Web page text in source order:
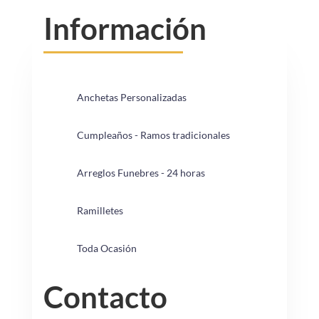
Información
Anchetas Personalizadas
Cumpleaños - Ramos tradicionales
Arreglos Funebres - 24 horas
Ramilletes
Toda Ocasión
Contacto